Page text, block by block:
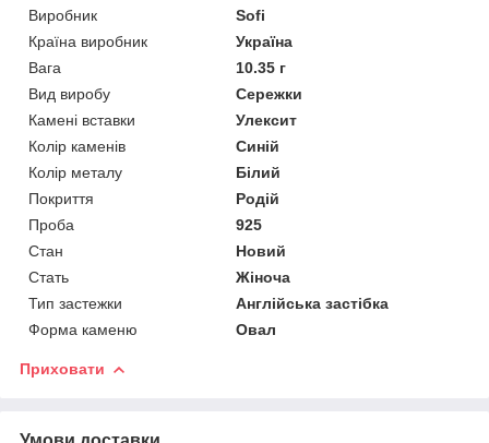
Виробник
Sofi
Країна виробник
Україна
Вага
10.35 г
Вид виробу
Сережки
Камені вставки
Улексит
Колір каменів
Синій
Колір металу
Білий
Покриття
Родій
Проба
925
Стан
Новий
Стать
Жіноча
Тип застежки
Англійська застібка
Форма каменю
Овал
Приховати